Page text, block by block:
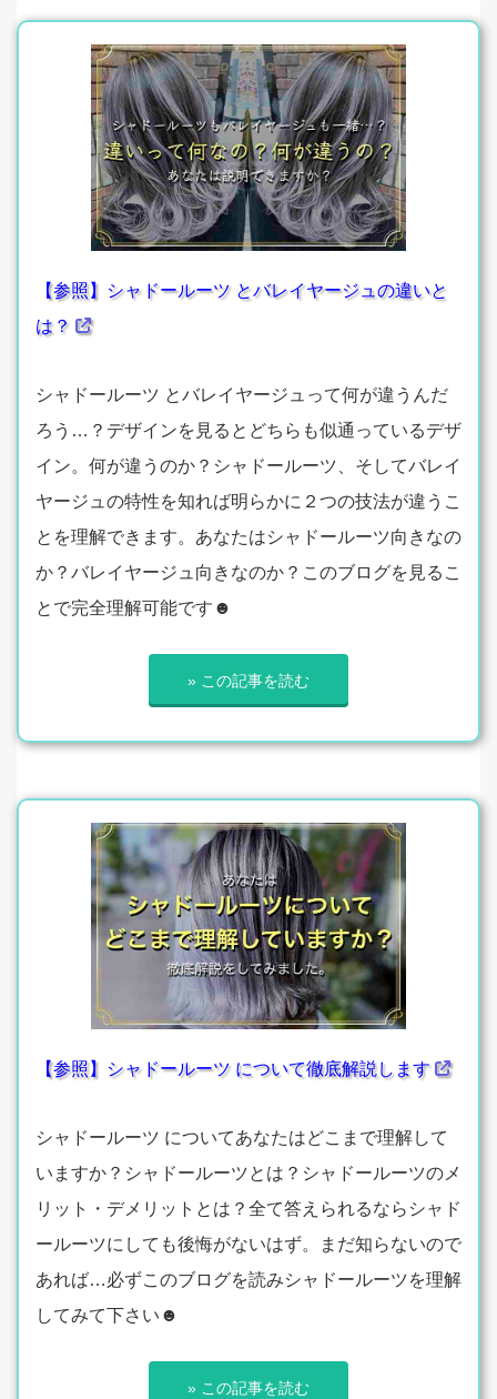
【参照】シャドールーツ とバレイヤージュの違いと
は？
シャドールーツ とバレイヤージュって何が違うんだ
ろう…？デザインを見るとどちらも似通っているデザ
イン。何が違うのか？シャドールーツ、そしてバレイ
ヤージュの特性を知れば明らかに２つの技法が違うこ
とを理解できます。あなたはシャドールーツ向きなの
か？バレイヤージュ向きなのか？このブログを見るこ
とで完全理解可能です☻
» この記事を読む
【参照】シャドールーツ について徹底解説します
シャドールーツ についてあなたはどこまで理解して
いますか？シャドールーツとは？シャドールーツのメ
リット・デメリットとは？全て答えられるならシャド
ールーツにしても後悔がないはず。まだ知らないので
あれば…必ずこのブログを読みシャドールーツを理解
してみて下さい☻
» この記事を読む